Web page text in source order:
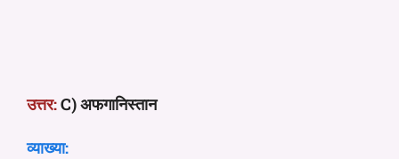
उत्तर:C) अफगानिस्तान
व्याख्या: